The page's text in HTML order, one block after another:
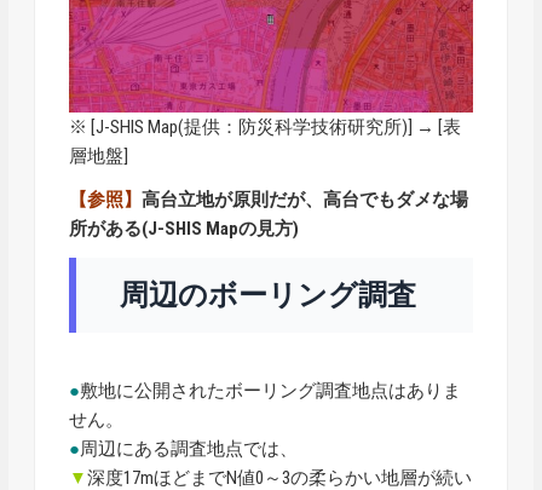
※ [J-SHIS Map(提供：防災科学技術研究所)] → [表
層地盤]
【参照】高台立地が原則だが、高台でもダメな場
所がある(J-SHIS Mapの見方)
周辺のボーリング調査
●敷地に公開されたボーリング調査地点はありま
せん。
●周辺にある調査地点では、
▼深度17mほどまでN値0～3の柔らかい地層が続い